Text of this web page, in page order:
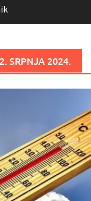
SRPNJA 2024.